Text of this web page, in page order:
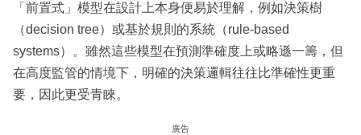
「前置式」模型在設計上本身便易於理解，例如決策樹
（decision tree）或基於規則的系統（rule-based
systems）。雖然這些模型在預測準確度上或略遜一籌，但
在高度監管的情境下，明確的決策邏輯往往比準確性更重
要，因此更受青睞。
廣告